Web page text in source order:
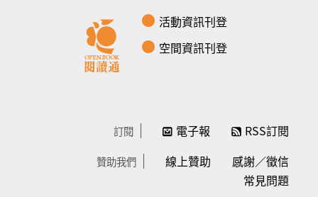
活動資訊刊登
空間資訊刊登
訂閱 電子報 RSS訂閱
贊助我們 線上贊助
感謝／徵信
常見問題